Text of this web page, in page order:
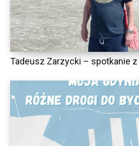
Tadeusz Zarzycki – spotkanie